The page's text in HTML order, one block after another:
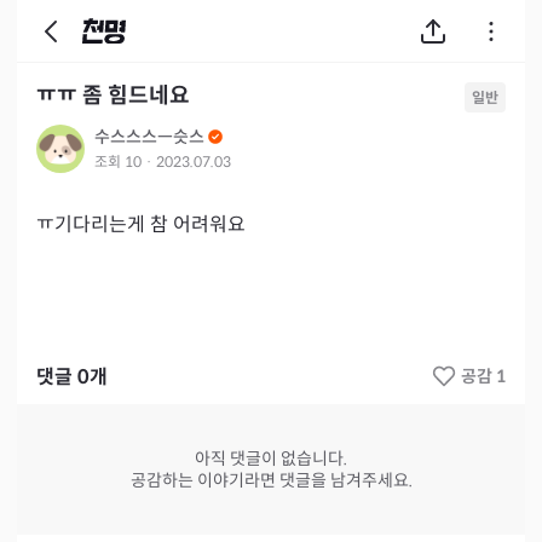
ㅠㅠ 좀 힘드네요 일반
수스스스ㅡ슷스
조회 10 · 2023.07.03
ㅠ기다리는게 참 어려워요
댓글 0개 공감 1
아직 댓글이 없습니다.
공감하는 이야기라면 댓글을 남겨주세요.